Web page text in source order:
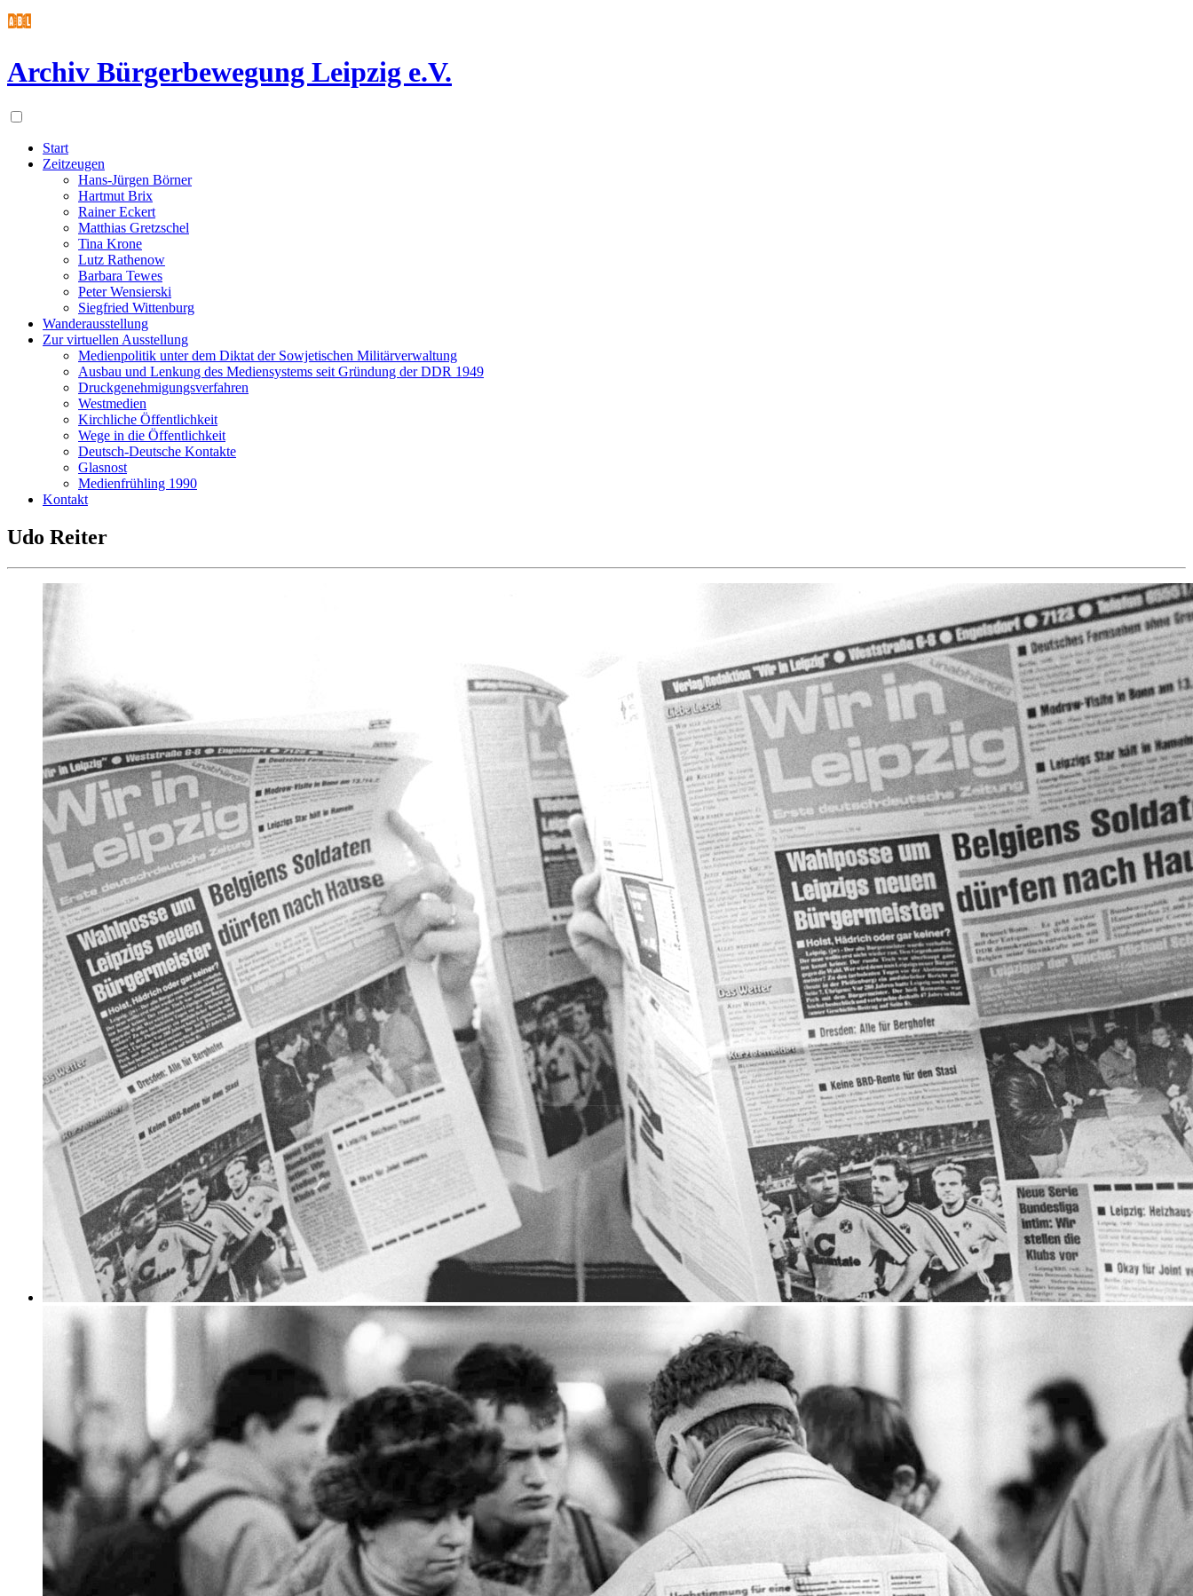
Archiv Bürgerbewegung Leipzig e.V.
Start
Zeitzeugen
Hans-Jürgen Börner
Hartmut Brix
Rainer Eckert
Matthias Gretzschel
Tina Krone
Lutz Rathenow
Barbara Tewes
Peter Wensierski
Siegfried Wittenburg
Wanderausstellung
Zur virtuellen Ausstellung
Medienpolitik unter dem Diktat der Sowjetischen Militärverwaltung
Ausbau und Lenkung des Mediensystems seit Gründung der DDR 1949
Druckgenehmigungsverfahren
Westmedien
Kirchliche Öffentlichkeit
Wege in die Öffentlichkeit
Deutsch-Deutsche Kontakte
Glasnost
Medienfrühling 1990
Kontakt
Udo Reiter